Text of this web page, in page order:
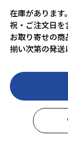
在庫があります
祝・ご注文日を
お取り寄せの
揃い次第の発送